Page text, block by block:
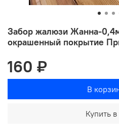
Забор жалюзи Жанна-
окрашенный покрытие
160 ₽
В
Купить в